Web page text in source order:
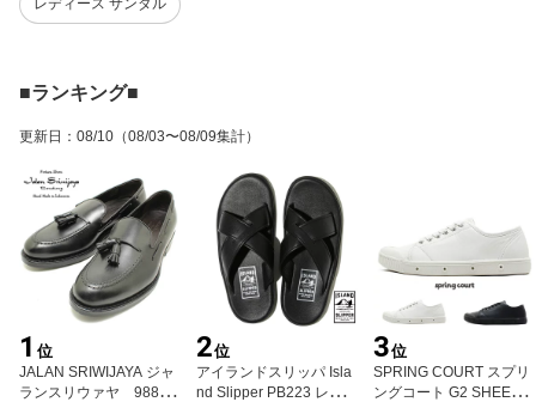
レディース サンダル
■ランキング■
更新日 ： 08/10 （08/03〜08/09集計）
1 位
JALAN SRIWIJAYA ジャ
ランスリウァヤ 98811
2位
アイランドスリッパ Isla
nd Slipper PB223 レザー
3位
SPRING COURT スプリ
ングコート G2 SHEEPS